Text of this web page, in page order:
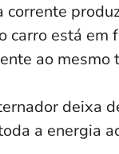
corrente
carro está
ao mesmo
deixa
a energia